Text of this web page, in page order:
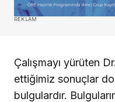
REKLAM
Çalışmayı yürüten
ettiğimiz sonuçlar
bulgulardır.